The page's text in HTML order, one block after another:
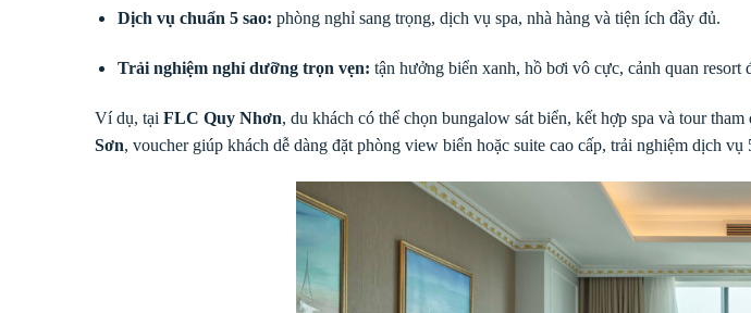
Dịch vụ chuẩn 5 sao: phòng nghỉ sang trọng, dịch vụ spa, nhà hàng và tiện ích đầy đủ.
Trải nghiệm nghỉ dưỡng trọn vẹn: tận hưởng biển xanh, hồ bơi vô cực, cảnh quan resort
Ví dụ, tại FLC Quy Nhơn, du khách có thể chọn bungalow sát biển, kết hợp spa và tour
Sơn, voucher giúp khách dễ dàng đặt phòng view biển hoặc suite cao cấp, trải nghiệm dịch vụ